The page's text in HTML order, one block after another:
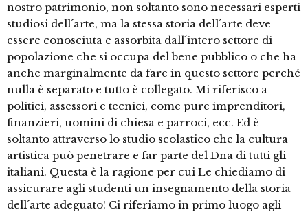
nostro patrimonio, non soltanto sono necessari esperti
studiosi dell´arte, ma la stessa storia dell´arte deve
essere conosciuta e assorbita dall´intero settore di
popolazione che si occupa del bene pubblico o che ha
anche marginalmente da fare in questo settore perché
nulla è separato e tutto è collegato. Mi riferisco a
politici, assessori e tecnici, come pure imprenditori,
finanzieri, uomini di chiesa e parroci, ecc. Ed è
soltanto attraverso lo studio scolastico che la cultura
artistica può penetrare e far parte del Dna di tutti gli
italiani. Questa è la ragione per cui Le chiediamo di
assicurare agli studenti un insegnamento della storia
dell´arte adeguato! Ci riferiamo in primo luogo agli